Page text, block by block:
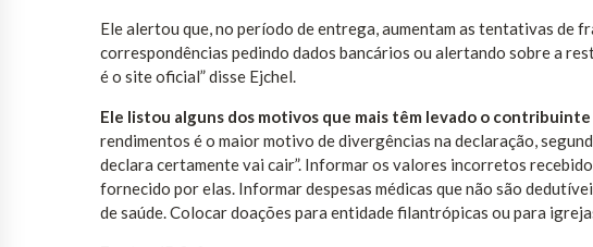
Ele alertou que, no período de entrega, aumentam as tentativas de
correspondências pedindo dados bancários ou alertando sobre a
é o site oficial” disse Ejchel.
Ele listou alguns dos motivos que mais têm levado o
rendimentos é o maior motivo de divergências na declaração,
declara certamente vai cair”. Informar os valores incorretos
fornecido por elas. Informar despesas médicas que não são
de saúde. Colocar doações para entidade filantrópicas ou para